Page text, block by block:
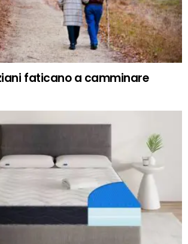
faticano a camminare